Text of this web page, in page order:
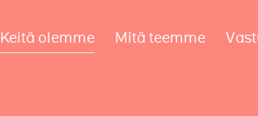
Keitä olemme Mitä teemme